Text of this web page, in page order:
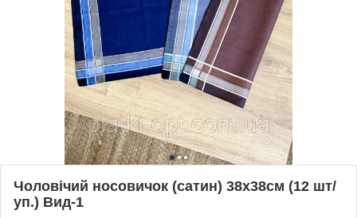
Чоловічий носовичок (сатин) 38х38см (12 шт/
уп.) Вид-1